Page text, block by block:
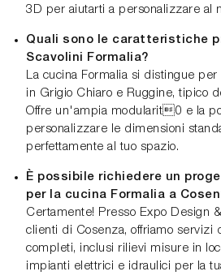
3D per aiutarti a personalizzare al
Quali sono le caratteristiche
Scavolini Formalia?
La cucina Formalia si distingue
in Grigio Chiaro e Ruggine, tipico
Offre un'ampia modularit0 e la
personalizzare le dimensioni
perfettamente al tuo spazio.
È possibile richiedere un
per la cucina Formalia a
Certamente! Presso Expo Design
clienti di Cosenza, offriamo servizi
completi, inclusi rilievi misure in
impianti elettrici e idraulici per la